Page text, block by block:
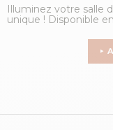
Illuminez votre salle
unique ! Disponible